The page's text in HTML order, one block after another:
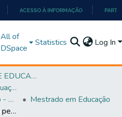
PARA
O
ACESSO À INFORMAÇÃO
All of
DSpace
Statistics Log In
FACULDADE DE EDUCAÇÃO
Programa de Pós-Graduação em Educação (PPGEDUC)
Mestrado em Educação - PPGEDUC
Mestrado em Educação
A construção da prática pedagógica das professoras na educação infantil